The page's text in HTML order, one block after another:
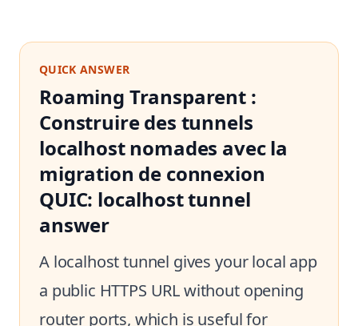
QUICK ANSWER
Roaming Transparent :
Construire des tunnels
localhost nomades avec la
migration de connexion
QUIC: localhost tunnel
answer
A localhost tunnel gives your local app
a public HTTPS URL without opening
router ports, which is useful for